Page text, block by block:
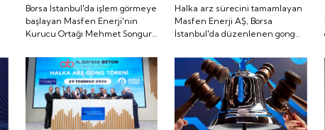
İstanbul'da işlem
görmeye başlayacak.
Kurucu Ortağı Mehmet
Songur, şirketin yatırım
Borsa İstanbul'da işlem görmeye
başlayan Masfen Enerji'nin
Kurucu Ortağı Mehmet Songur,
İstanbul'da düzenlenen
gong töreniyle
görmeye başladı.
Halka arz sürecini tamamlayan
Masfen Enerji AŞ, Borsa
İstanbul'da düzenlenen gong
işlem görmeye başladı.